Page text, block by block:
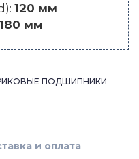
120 мм
180 мм
ПОДШИПНИКИ
и оплата